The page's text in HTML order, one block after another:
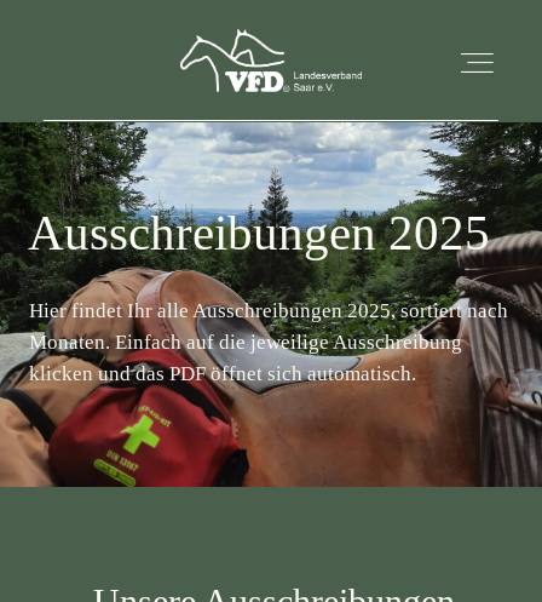
STARTSEITE
AKTUELLES
ÜBER UNS
TERMINE
Ausschreibungen 2025
Hier findet Ihr alle Ausschreibungen 2025, sortiert nach
Monaten. Einfach auf die jeweilige Ausschreibung
klicken und das PDF öffnet sich automatisch.